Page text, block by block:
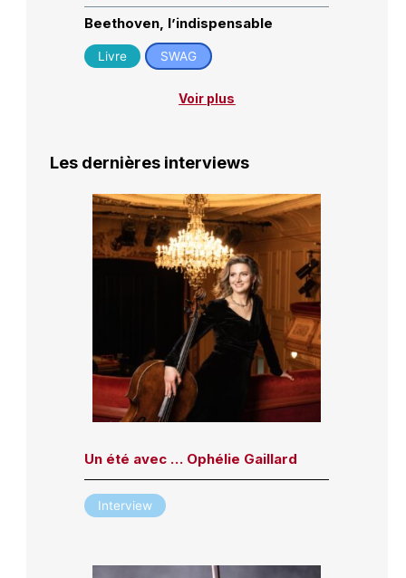
Beethoven, l’indispensable
Livre SWAG
Voir plus
Les dernières interviews
Un été avec … Ophélie Gaillard
Interview